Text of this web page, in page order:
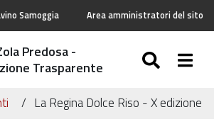
Samoggia Area amministratori del sito
Predosa -
Trasparente
La Regina Dolce Riso - X edizione